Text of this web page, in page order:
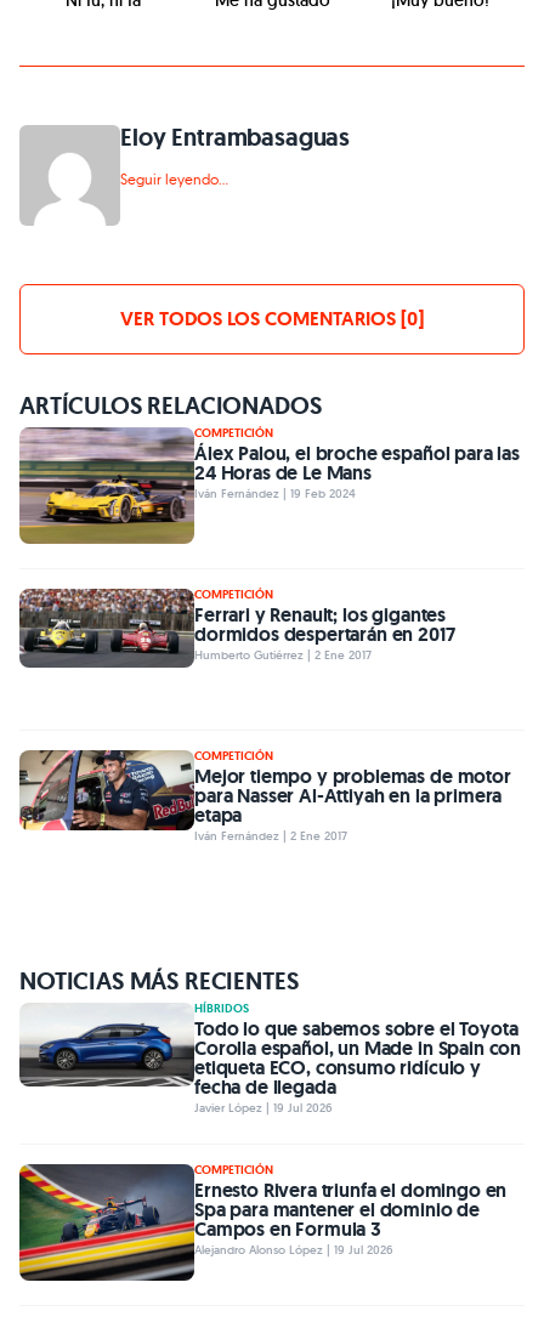
Eloy Entrambasaguas
Seguir leyendo...
VER TODOS LOS COMENTARIOS [0]
ARTÍCULOS RELACIONADOS
COMPETICIÓN
Álex Palou, el broche español para las
24 Horas de Le Mans
Iván Fernández | 19 Feb 2024
COMPETICIÓN
Ferrari y Renault; los gigantes
dormidos despertarán en 2017
Humberto Gutiérrez | 2 Ene 2017
COMPETICIÓN
Mejor tiempo y problemas de motor
para Nasser Al-Attiyah en la primera
etapa
Iván Fernández | 2 Ene 2017
NOTICIAS MÁS RECIENTES
HÍBRIDOS
Todo lo que sabemos sobre el Toyota
Corolla español, un Made in Spain con
etiqueta ECO, consumo ridículo y
fecha de llegada
Javier López | 19 Jul 2026
COMPETICIÓN
Ernesto Rivera triunfa el domingo en
Spa para mantener el dominio de
Campos en Formula 3
Alejandro Alonso López | 19 Jul 2026